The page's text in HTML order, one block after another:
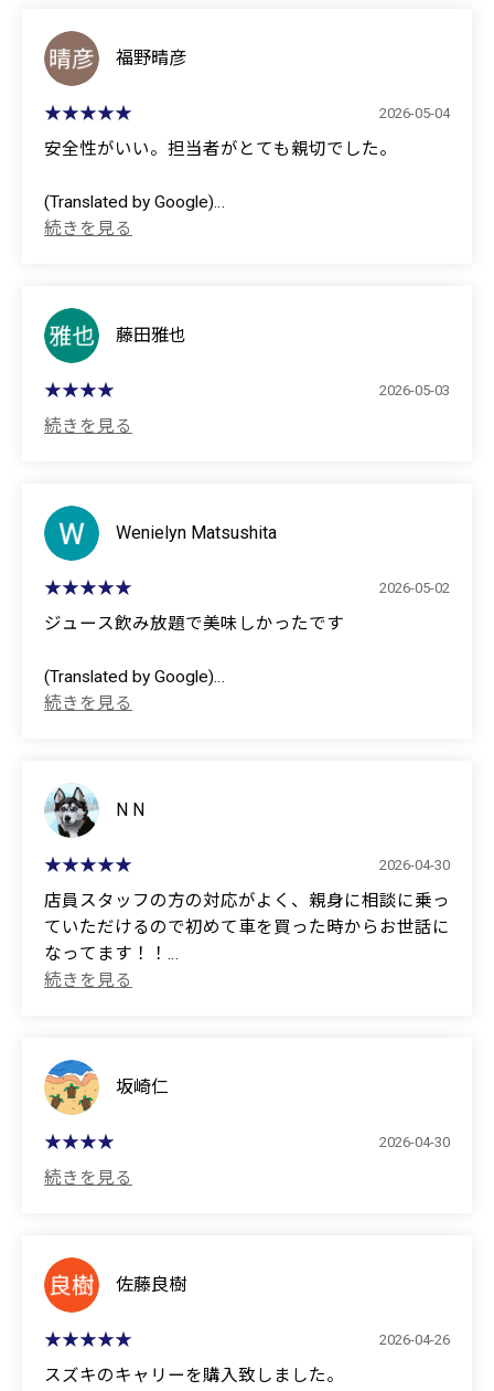
I received my Roomy.
Thank you so much to Mr. Sakazaki, who handled my
order; your service was incredibly courteous.
I look forward to continuing to work with you.
福野晴彦
2026-05-04
安全性がいい。担当者がとても親切でした。
(Translated by Google)
The safety is excellent. The staff member was very
藤田雅也
2026-05-03
Wenielyn Matsushita
2026-05-02
ジュース飲み放題で美味しかったです
(Translated by Google)
The all-you-can-drink juice was delicious.
N N
2026-04-30
店員スタッフの方の対応がよく、親身に相談に乗っ
ていただけるので初めて車を買った時からお世話に
なってます！！
you thoughtful advice, so I've been a customer ever
since I bought my first car!
坂崎仁
2026-04-30
佐藤良樹
2026-04-26
スズキのキャリーを購入致しました。